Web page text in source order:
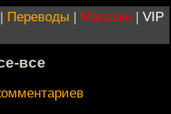
| Переводы | Магазин | VIP
все